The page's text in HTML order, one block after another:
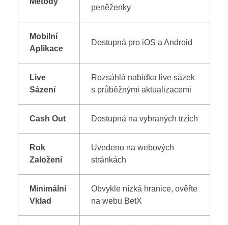
peněženky
Mobilní
Aplikace
Dostupná pro iOS a Android
Live
Sázení
Rozsáhlá nabídka live sázek
s průběžnými aktualizacemi
Cash Out Dostupná na vybraných trzích
Rok
Založení
Uvedeno na webových
stránkách
Minimální
Vklad
Obvykle nízká hranice, ověřte
na webu BetX